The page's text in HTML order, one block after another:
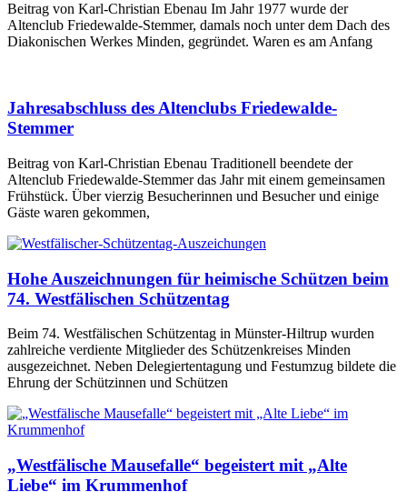
Beitrag von Karl-Christian Ebenau Im Jahr 1977 wurde der
Altenclub Friedewalde-Stemmer, damals noch unter dem Dach des
Diakonischen Werkes Minden, gegründet. Waren es am Anfang
Jahresabschluss des Altenclubs Friedewalde-
Stemmer
Beitrag von Karl-Christian Ebenau Traditionell beendete der
Altenclub Friedewalde-Stemmer das Jahr mit einem gemeinsamen
Frühstück. Über vierzig Besucherinnen und Besucher und einige
Gäste waren gekommen,
Hohe Auszeichnungen für heimische Schützen beim
74. Westfälischen Schützentag
Beim 74. Westfälischen Schützentag in Münster-Hiltrup wurden
zahlreiche verdiente Mitglieder des Schützenkreises Minden
ausgezeichnet. Neben Delegiertentagung und Festumzug bildete die
Ehrung der Schützinnen und Schützen
„Westfälische Mausefalle“ begeistert mit „Alte
Liebe“ im Krummenhof